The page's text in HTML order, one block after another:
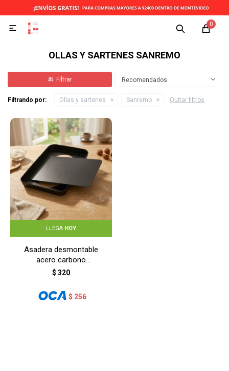
0

OLLAS Y SARTENES SANREMO
Recomendados
Filtrando por: Ollas y sartenes Sanremo Quitar filtros
LLEGA HOY
Asadera desmontable
acero carbono
31,5X21,2X3CM - NEGRO
$ 320
$ 256